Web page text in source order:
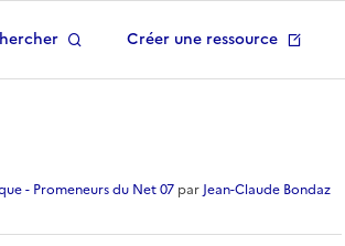
Créer une ressource
- Promeneurs du Net 07parJean-Claude Bondaz